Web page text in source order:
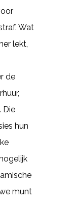
Wat
lekt,
de
Die
hun
munt